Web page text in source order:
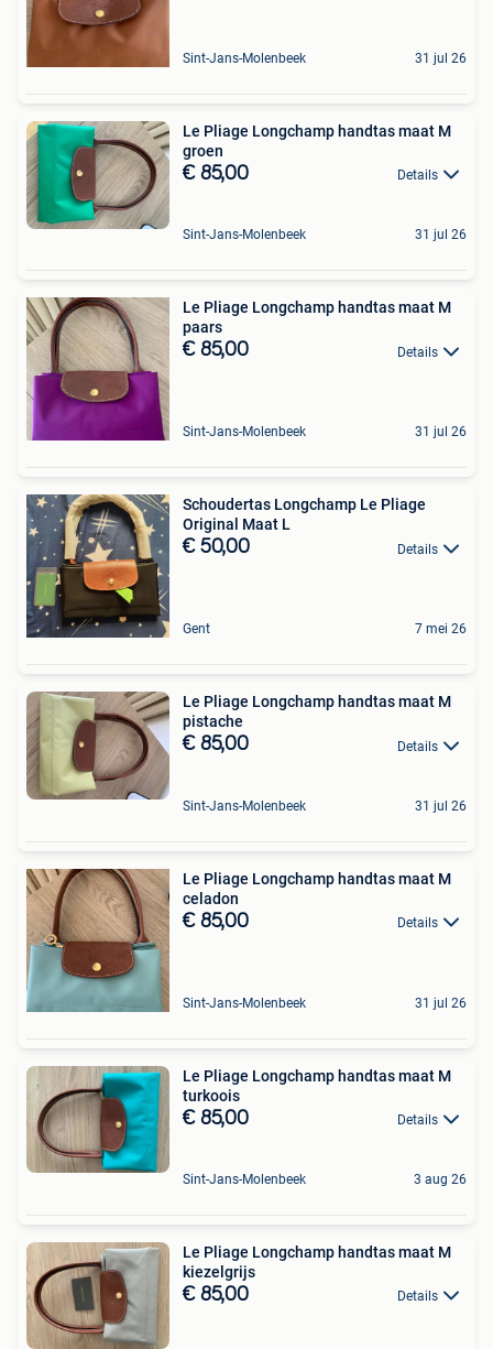
Sint-Jans-Molenbeek 31 jul 26
Le Pliage Longchamp handtas maat M
groen
€ 85,00 Details
Sint-Jans-Molenbeek 31 jul 26
Le Pliage Longchamp handtas maat M
paars
€ 85,00 Details
Sint-Jans-Molenbeek 31 jul 26
Schoudertas Longchamp Le Pliage
Original Maat L
€ 50,00 Details
Gent 7 mei 26
Le Pliage Longchamp handtas maat M
pistache
€ 85,00 Details
Sint-Jans-Molenbeek 31 jul 26
Le Pliage Longchamp handtas maat M
celadon
€ 85,00 Details
Sint-Jans-Molenbeek 31 jul 26
Le Pliage Longchamp handtas maat M
turkoois
€ 85,00 Details
Sint-Jans-Molenbeek 3 aug 26
Le Pliage Longchamp handtas maat M
kiezelgrijs
€ 85,00 Details